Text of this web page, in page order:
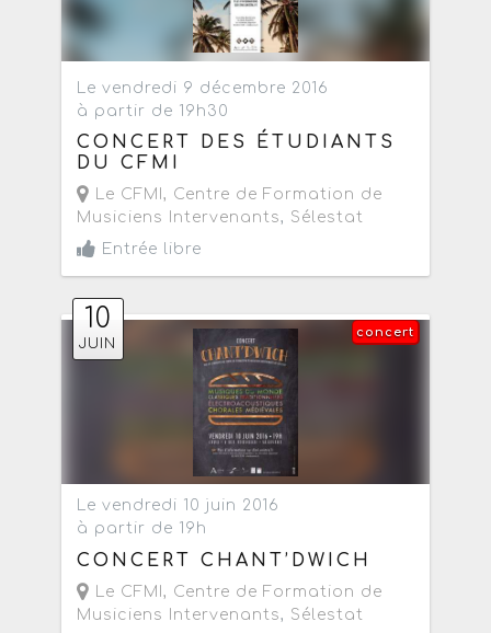
Le vendredi 9 décembre 2016
à partir de 19h30
CONCERT DES ÉTUDIANTS
DU CFMI
Le CFMI, Centre de Formation de
Musiciens Intervenants, Sélestat
Entrée libre
10
JUIN
concert
Le vendredi 10 juin 2016
à partir de 19h
CONCERT CHANT’DWICH
Le CFMI, Centre de Formation de
Musiciens Intervenants, Sélestat